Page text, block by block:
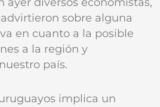
sobre alguna
en cuanto a la posible
a la región y
país.
implica un